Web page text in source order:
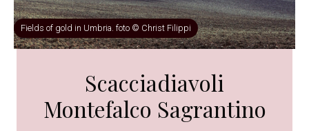
Fields of gold in Umbria. foto © Christ Filippi
Scacciadiavoli
Montefalco Sagrantino